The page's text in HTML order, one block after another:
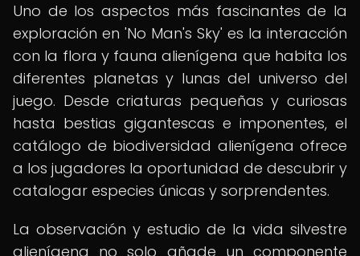
Uno de los aspectos más fascinantes de la
exploración en 'No Man's Sky' es la interacción
con la flora y fauna alienígena que habita los
diferentes planetas y lunas del universo del
juego. Desde criaturas pequeñas y curiosas
hasta bestias gigantescas e imponentes, el
catálogo de biodiversidad alienígena ofrece
a los jugadores la oportunidad de descubrir y
catalogar especies únicas y sorprendentes.
La observación y estudio de la vida silvestre
alienígena no solo añade un componente